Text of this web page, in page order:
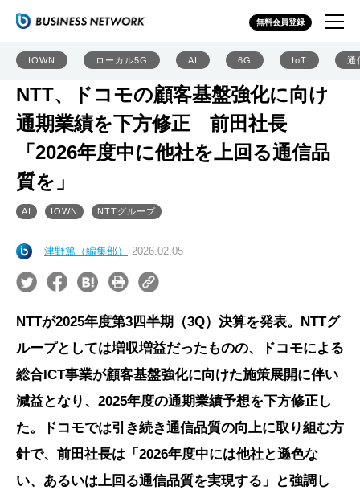
無料会員登録
IOWN ローカル5G AI 6G IoT 通
NTT、ドコモの顧客基盤強化に向け
通期業績を下方修正 前田社長
「2026年度中に他社を上回る通信品
質を」
AI IOWN NTTグループ
津野篤（編集部） 2026.02.05
NTTが2025年度第3四半期（3Q）決算を発表。NTTグ
ループとしては増収増益だったものの、ドコモによる
総合ICT事業が顧客基盤強化に向けた施策展開に伴い
減益となり、2025年度の通期業績予想を下方修正し
た。ドコモでは引き続き通信品質の向上に取り組む方
針で、前田社長は「2026年度中には他社と遜色な
い、あるいは上回る通信品質を実現する」と強調し